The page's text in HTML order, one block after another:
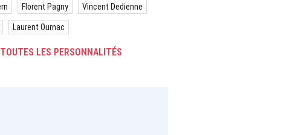
Florent Pagny Vincent Dedienne
Laurent Ournac
TOUTES LES PERSONNALITÉS